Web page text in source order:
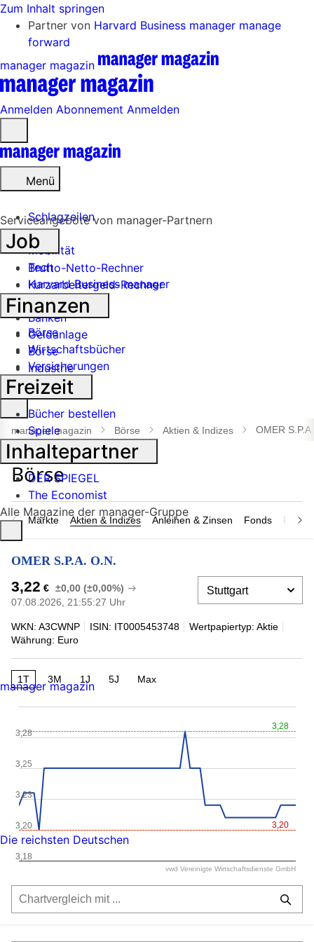
Zum Inhalt springen
Partner von Harvard Business manager manage
forward
manager magazin
Anmelden Abonnement Anmelden
öffnen
Menü
Schlagzeilen
Mobilität
Tech
Harvard Business manager
Handel
Banken
Geldanlage
Börse
Industrie
Suche
öffnen
manager magazin Börse Aktien & Indizes OMER
Märkte Aktien & Indizes Anleihen & Zinsen Fonds
OMER S.P.A. O.N.
3,22 € ±0,00 (±0,00%)
07.08.2026, 21:55:27 Uhr
WKN: A3CWNP ISIN: IT0005453748
Wertpapiertyp: Aktie
Währung: Euro
1T 3M 1J 5J Max
3,28
3,20
3,18
3,20
3,23
3,25
3,28
vwd Vereinigte Wirtschaftsdienste GmbH
Serviceangebote von manager-Partnern
Job
Brutto-Netto-Rechner
Kurzarbeitergeld-Rechner
Finanzen
Börse
Wirtschaftsbücher
Versicherungen
Freizeit
Bücher bestellen
Spiele
Inhaltepartner
DER SPIEGEL
The Economist
Alle Magazine der manager-Gruppe
manager magazin
Die reichsten Deutschen